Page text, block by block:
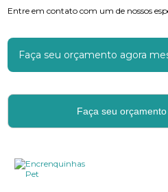
Entre em contato com um de nossos
Faça seu orçamento agora
Faça seu